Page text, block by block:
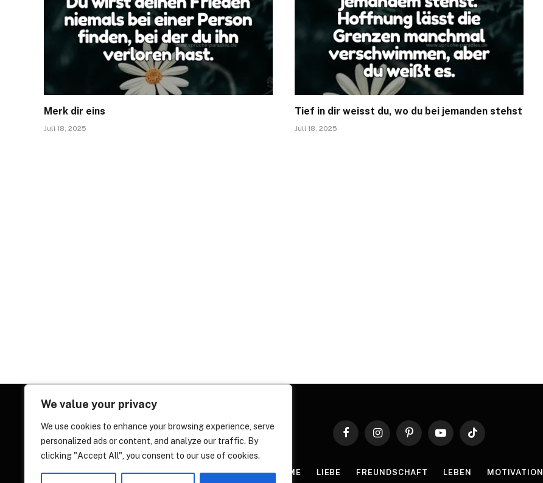
We value your privacy
We use cookies to enhance your browsing experience, serve
personalized ads or content, and analyze our traffic. By
clicking "Accept All", you consent to our use of cookies.
Merk dir eins
Juli 18, 2025
Tief in dir weisst du, wo du bei jemanden stehst
Juli 18, 2025
FacebookInstagramPinterestYouTubeTikTok
HOME LIEBE FREUNDSCHAFT LEBEN MOTIVATION